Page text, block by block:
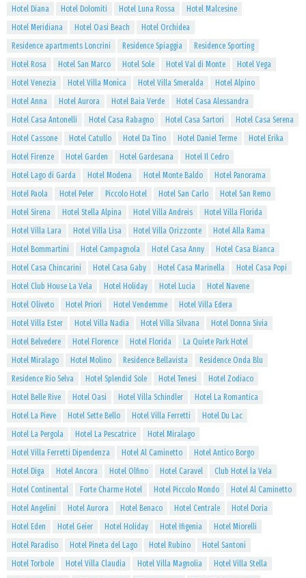
Hotel Diana
Hotel Dolomiti Hotel Luna Rossa
Hotel Malcesine
Hotel Meridiana
Hotel Oasi Beach
Hotel Orchidea
Residence apartments Loncrini
Residence Spiaggia
Residence Sporting
Hotel Rosa
Hotel San Marco Hotel Sole Hotel Val di Monte
Hotel Vega
Hotel Venezia
Hotel Villa Monica Hotel Villa Smeralda
Hotel Alpino
Hotel Anna
Hotel Aurora Hotel Baia Verde
Hotel Casa Alessandra
Hotel Casa Antonelli
Hotel Casa Rabagno Hotel Casa Sartori
Hotel Casa Serena
Hotel Cassone
Hotel Catullo Hotel Da Tino Hotel Daniel Terme
Hotel Erika
Hotel Firenze
Hotel Garden Hotel Gardesana
Hotel Il Cedro
Hotel Lago di Garda
Hotel Modena Hotel Monte Baldo
Hotel Panorama
Hotel Paola
Hotel Peler Piccolo Hotel Hotel San Carlo
Hotel San Remo
Hotel Sirena
Hotel Stella Alpina Hotel Villa Andreis
Hotel Villa Florida
Hotel Villa Lara
Hotel Villa Lisa Hotel Villa Orizzonte
Hotel Alla Rama
Hotel Bommartini
Hotel Campagnola Hotel Casa Anny
Hotel Casa Bianca
Hotel Casa Chincarini
Hotel Casa Gaby Hotel Casa Marinella
Hotel Casa Popi
Hotel Club House La Vela
Hotel Holiday Hotel Lucia
Hotel Navene
Hotel Oliveto
Hotel Priori Hotel Vendemme
Hotel Villa Edera
Hotel Villa Ester
Hotel Villa Nadia Hotel Villa Silvana
Hotel Donna Sivia
Hotel Belvedere
Hotel Florence Hotel Florida
La Quiete Park Hotel
Hotel Miralago
Hotel Molino Residence Bellavista
Residence Onda Blu
Residence Rio Selva
Hotel Splendid Sole Hotel Tenesi
Hotel Zodiaco
Hotel Belle Rive
Hotel Oasi Hotel Villa Schindler
Hotel La Romantica
Hotel La Pieve
Hotel Sette Bello Hotel Villa Ferretti
Hotel Du Lac
Hotel La Pergola
Hotel La Pescatrice
Hotel Miralago
Hotel Villa Ferretti Dipendenza
Hotel Al Caminetto
Hotel Antico Borgo
Hotel Diga
Hotel Ancora Hotel Olfino Hotel Caravel
Club Hotel la Vela
Hotel Continental
Forte Charme Hotel Hotel Piccolo Mondo
Hotel Al Caminetto
Hotel Angelini
Hotel Aurora Hotel Benaco Hotel Centrale
Hotel Doria
Hotel Eden
Hotel Geier Hotel Holiday Hotel Ifigenia
Hotel Miorelli
Hotel Paradiso
Hotel Pineta del Lago Hotel Rubino
Hotel Santoni
Hotel Torbole
Hotel Villa Claudia Hotel Villa Magnolia
Hotel Villa Stella